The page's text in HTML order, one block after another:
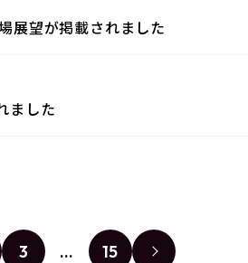
展望が掲載されました
ました
3 … 15